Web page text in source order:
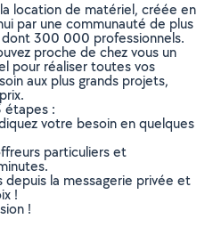
location de matériel, créée en
par une communauté de plus
300 000 professionnels.
proche de chez vous un
pour réaliser toutes vos
aux plus grands projets,
étapes :
votre besoin en quelques
particuliers et
depuis la messagerie privée et
!
!